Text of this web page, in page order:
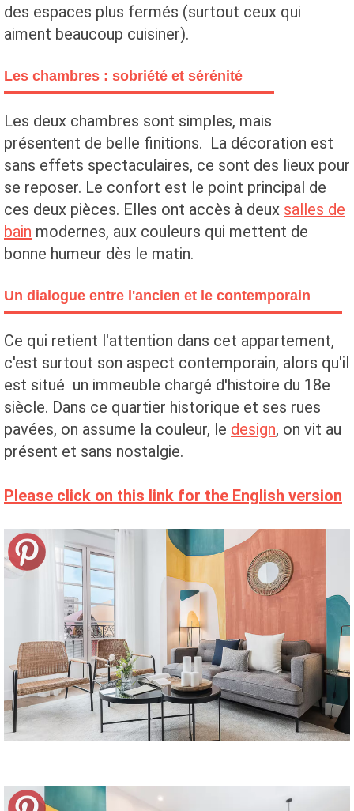
des espaces plus fermés (surtout ceux qui
aiment beaucoup cuisiner).
Les chambres : sobriété et sérénité
Les deux chambres sont simples, mais
présentent de belle finitions. La décoration est
sans effets spectaculaires, ce sont des lieux pour
se reposer. Le confort est le point principal de
ces deux pièces. Elles ont accès à deux salles de
bain modernes, aux couleurs qui mettent de
bonne humeur dès le matin.
Un dialogue entre l'ancien et le contemporain
Ce qui retient l'attention dans cet appartement,
c'est surtout son aspect contemporain, alors qu'il
est situé un immeuble chargé d'histoire du 18e
siècle. Dans ce quartier historique et ses rues
pavées, on assume la couleur, le design, on vit au
présent et sans nostalgie.
Please click on this link for the English version